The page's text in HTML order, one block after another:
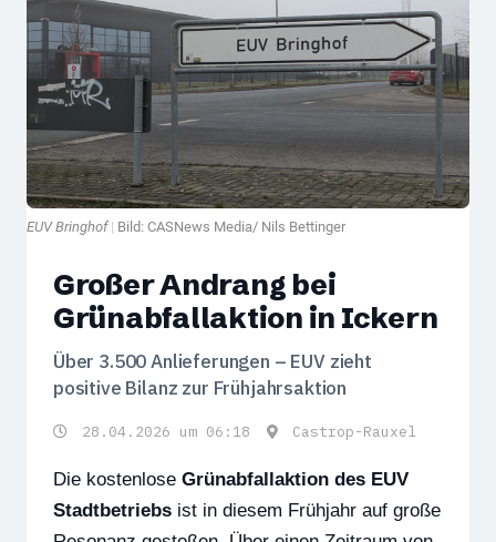
EUV Bringhof | Bild: CASNews Media/ Nils Bettinger
Großer Andrang bei
Grünabfallaktion in Ickern
Über 3.500 Anlieferungen – EUV zieht
positive Bilanz zur Frühjahrsaktion
28.04.2026 um 06:18 Castrop-Rauxel
Die kostenlose Grünabfallaktion des EUV
Stadtbetriebs ist in diesem Frühjahr auf große